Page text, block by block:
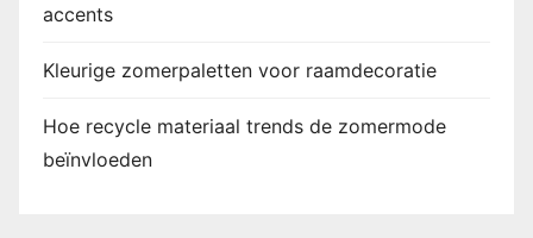
accents
Kleurige zomerpaletten voor raamdecoratie
Hoe recycle materiaal trends de zomermode
beïnvloeden